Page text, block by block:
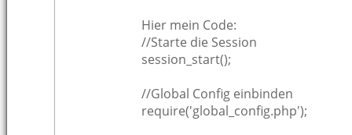
Hier mein Code:
//Starte die Session
session_start();
//Global Config einbinden
require('global_config.php');